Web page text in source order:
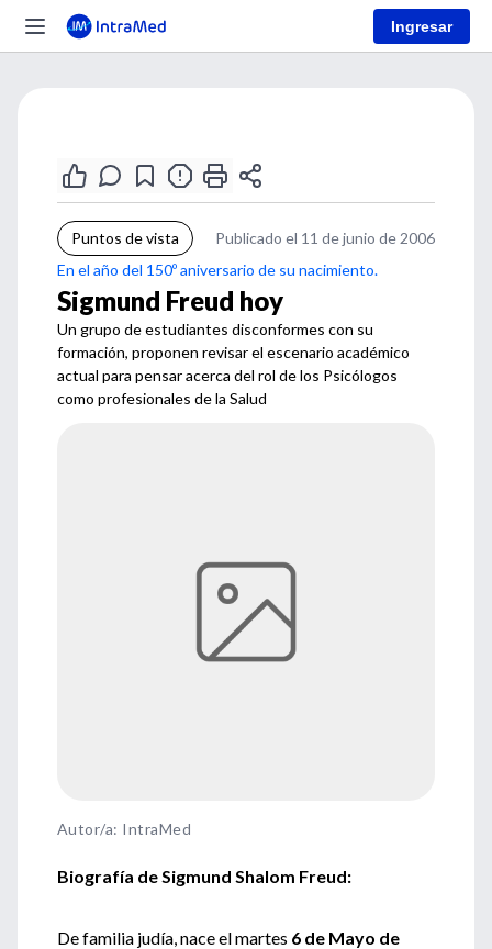
Ingresar
Puntos de vista
Publicado el 11 de junio de 2006
En el año del 150º aniversario de su nacimiento.
Sigmund Freud hoy
Un grupo de estudiantes disconformes con su
formación, proponen revisar el escenario académico
actual para pensar acerca del rol de los Psicólogos
como profesionales de la Salud
Autor/a: IntraMed
Biografía deSigmund Shalom Freud:
De familia judía, nace el martes 6 de Mayo de